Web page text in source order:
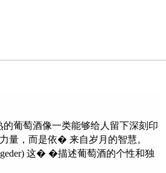
葡萄酒像一类能够给人留下深刻印
量，而是依� 来自岁月的智慧。
这� �描述葡萄酒的个性和独